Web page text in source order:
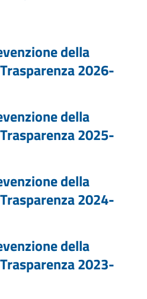
della
2026-
della
2025-
della
2024-
della
2023-